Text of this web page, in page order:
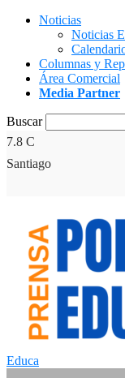
Noticias
Noticias
Columnas y
Área Comercial
Media Partner
Buscar
7.8 C
Santiago
Educa